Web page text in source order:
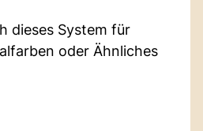
dieses System für
oder Ähnliches